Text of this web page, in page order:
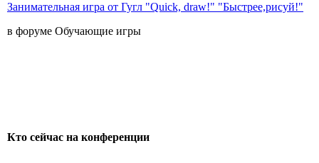
Занимательная игра от Гугл "Quick, draw!" "Быстрее,рисуй!"
в форуме Обучающие игры
Кто сейчас на конференции